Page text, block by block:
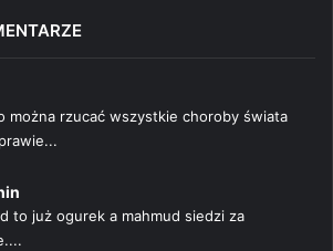
można rzucać wszystkie choroby świata
to już ogurek a mahmud siedzi za